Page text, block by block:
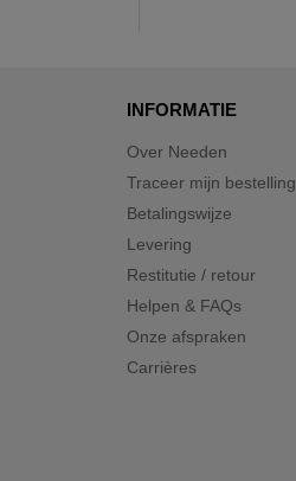
INFORMATIE
Over Needen
Traceer mijn bestelling
Betalingswijze
Levering
Restitutie / retour
Helpen & FAQs
Onze afspraken
Carrières